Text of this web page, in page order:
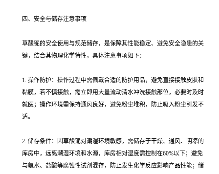
四、安全与储存注意事项
草酸铌的安全使用与规范储存，是保障其性能稳定、避免安全隐患的关
键，结合其物理化学特性，具体注意事项如下：
1. 操作防护：操作过程中需佩戴合适的防护用品，避免直接接触皮肤和
黏膜，若不慎接触，需立即用大量流动清水冲洗接触部位，必要时及时
就医；操作环境需保持通风良好，避免粉尘堆积，防止吸入粉尘引发不
适。
2. 储存条件：因草酸铌对潮湿环境敏感，需储存于干燥、通风、阴凉的
库房中，远离潮湿环境和水源，库房相对湿度需控制在60%以下；避免
与氨水、盐酸等腐蚀性试剂混存，防止发生化学反应影响产品性能；储